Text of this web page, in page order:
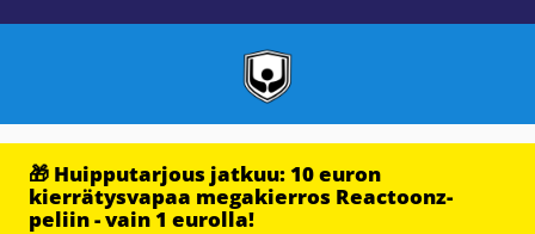
🎁 Huipputarjous jatkuu: 10 euron
kierrätysvapaa megakierros Reactoonz-
peliin - vain 1 eurolla!